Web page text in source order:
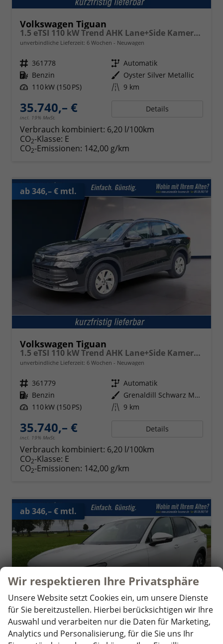
Volkswagen Tiguan
1.5 eTSI 110 kW Trend AHK Lane+Side Kamera VZE
unverbindliche Lieferzeit: 6 Wochen Neuwagen
Fahrzeugnr. 361778 Getriebe Automatik
Kraftstoff Benzin Außenfarbe Oyster Silver Metallic
Leistung 110 kW (150 PS) Kilometerstand 9 km
35.740,– €
incl. 19% MwSt.
Details
Verbrauch kombiniert: 6,20 l/100km
CO2-Klasse: E
CO2-Emissionen: 142,00 g/km
ab 346,– € mtl.
Volkswagen Tiguan
1.5 eTSI 110 kW Trend AHK Lane+Side Kamera VZE
unverbindliche Lieferzeit: 6 Wochen Neuwagen
Fahrzeugnr. 361779 Getriebe Automatik
Kraftstoff Benzin Außenfarbe
Grenaldill Schwarz Metallic
Leistung 110 kW (150 PS) Kilometerstand 9 km
35.740,– €
incl. 19% MwSt.
Details
Verbrauch kombiniert: 6,20 l/100km
CO2-Klasse: E
CO2-Emissionen: 142,00 g/km
ab 346,– € mtl.
Wir respektieren Ihre Privatsphäre
Unsere Website setzt Cookies ein, um unsere Dienste
für Sie bereitzustellen. Hierbei berücksichtigen wir Ihre
Auswahl und verarbeiten nur die Daten für Marketing,
Analytics und Personalisierung, für die Sie uns Ihr